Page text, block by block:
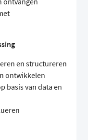
en structureren
ontwikkelen
basis van data en